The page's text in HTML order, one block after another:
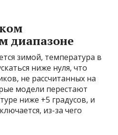
диапазоне
зимой, температура в
ниже нуля, что
не рассчитанных на
модели перестают
ниже +5 градусов, и
из-за чего